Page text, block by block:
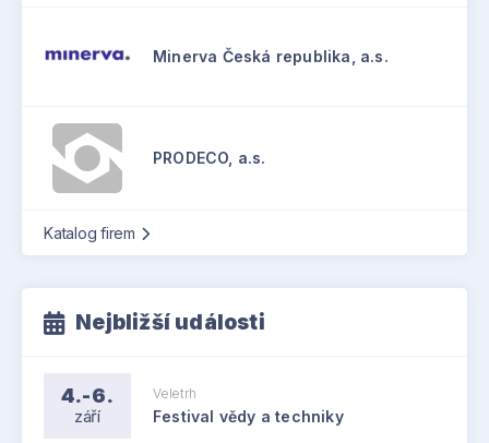
Minerva Česká republika, a.s.
PRODECO, a.s.
Katalog firem
Nejbližší události
4.-6.
září
Veletrh
Festival vědy a techniky